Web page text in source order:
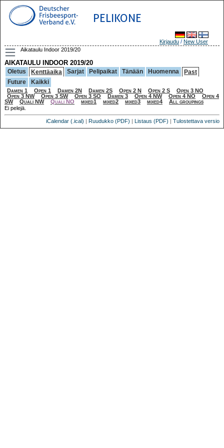
PELIKONE
Kirjaudu / New User
Aikataulu Indoor 2019/20
AIKATAULU INDOOR 2019/20
Oletus Kenttäaika Sarjat Pelipaikat Tänään Huomenna
Past
Future
Kaikki
Damen 1 Open 1 Damen 2N Damen 2S Open 2 N Open 2 S
Open 3 NO
Open 3 NW
Open 3 SW Open 3 SO Damen 3 Open 4 NW Open 4 NO
Open 4
SW
Quali NW Quali NO mixed1 mixed2 mixed3 mixed4
All groupings
Ei pelejä.
iCalendar (.ical) | Ruudukko (PDF) | Listaus (PDF) | Tulostettava versio